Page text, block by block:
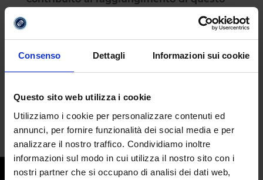
Consenso Dettagli Informazioni sui cookie
Questo sito web utilizza i cookie
Utilizziamo i cookie per personalizzare contenuti ed
annunci, per fornire funzionalità dei social media e per
analizzare il nostro traffico. Condividiamo inoltre
informazioni sul modo in cui utilizza il nostro sito con i
nostri partner che si occupano di analisi dei dati web,